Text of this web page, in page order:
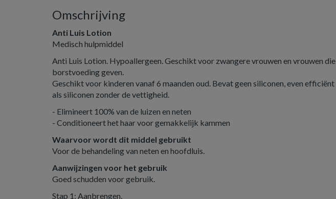
Omschrijving
Anti Luis Lotion
Medisch hulpmiddel
Anti Luis Lotion. Hypoallergeen. Geschikt voor zwangere vrouwen en vrouwen die
borstvoeding geven.
Geschikt voor kinderen vanaf 6 maanden oud. Bevat geen siliconen, even efficiënt
als siliconen zonder de vettigheid.
- Elimineert 100% van de luizen en neten
- Conditioneert het haar voor gemakkelijk kammen
Waarvoor wordt dit middel gebruikt
Voor de behandeling van neten en hoofdluis.
Aanwijzingen voor het gebruik
Goed schudden voor gebruik.
Stap 1: Aanbrengen.